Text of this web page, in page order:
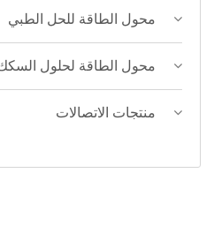
محول الطاقة للحل الطبي
محول الطاقة لحلول السكك
منتجات الاتصالات